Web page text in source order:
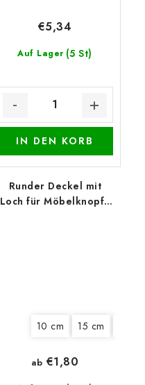
Auf Lager (5 St)
€5,34
IN DEN KORB
18 cm 20 cm
Runder Deckel mit
Loch für Möbelknopf -
10 cm 15 cm
ab €1,80